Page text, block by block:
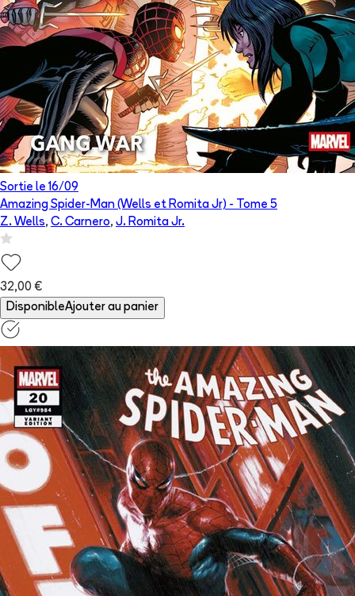
Sortie le 16/09
Amazing Spider-Man (Wells et Romita Jr) - Tome 5
Z. Wells, C. Carnero, J. Romita Jr.
32,00 €
DisponibleAjouter au panier